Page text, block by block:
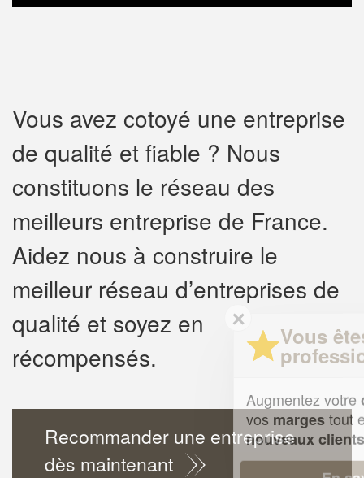
Vous avez cotoyé une entreprise
de qualité et fiable ? Nous
constituons le réseau des
meilleurs entreprise de France.
Aidez nous à construire le
meilleur réseau d’entreprises de
qualité et soyez en
récompensés.
Recommander une entreprise
dès maintenant
✕
Vous êtes un
professionnel ?
chiffre d'affaires
tout en gagnant de
nouveaux clients!